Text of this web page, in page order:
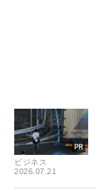
ビジネス
2026.07.21